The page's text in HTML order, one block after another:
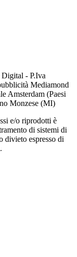
- P.Iva
Mediamond
Amsterdam (Paesi
Monzese (MI)
e/o riprodotti è
di sistemi di
divieto espresso di